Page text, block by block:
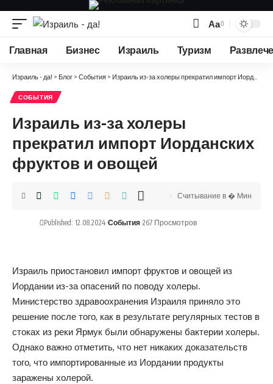
Изменение
размера
Аа
Главная Бизнес Израиль Туризм
Израиль - да! > Блог > События > Израиль из-за холеры прекратил импорт Иорданских фруктов и овощей
СОБЫТИЯ
Израиль из-за холеры
прекратил импорт Иорданских
фруктов и овощей
Published: 12.08.2024 События 267 Просмотров
Считывание в � Мин
Израиль приостановил импорт фруктов и овощей из
Иордании из-за опасений по поводу холеры.
Министерство здравоохранения Израиля приняло это
решение после того, как в результате регулярных тестов в
стоках из реки Ярмук были обнаружены бактерии холеры.
Однако важно отметить, что нет никаких доказательств
того, что импортированные из Иордании продукты
заражены холерой.